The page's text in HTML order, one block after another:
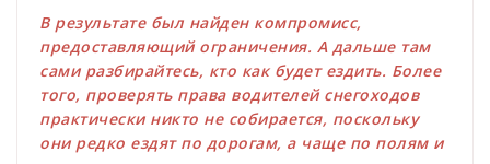
В результате был найден компромисс,
предоставляющий ограничения. А дальше там
сами разбирайтесь, кто как будет ездить. Более
того, проверять права водителей снегоходов
практически никто не собирается, поскольку
они редко ездят по дорогам, а чаще по полям и